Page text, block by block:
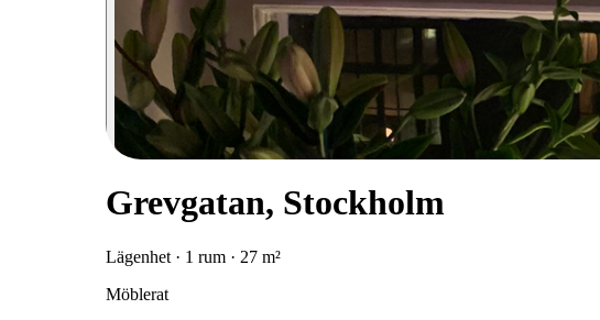
Grevgatan, Stockholm
Lägenhet · 1 rum · 27 m²
Möblerat